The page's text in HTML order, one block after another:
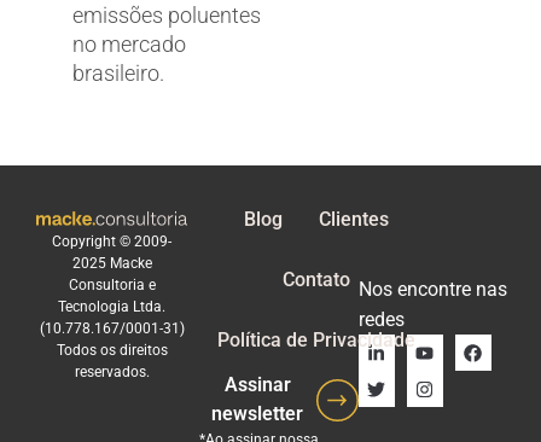
emissões poluentes
no mercado
brasileiro.
Copyright © 2009-
2025 Macke
Consultoria e
Tecnologia Ltda.
(10.778.167/0001-31)
Todos os direitos
reservados.
Blog Clientes
Contato
Política de Privacidade
Assinar
newsletter
Nos encontre nas
redes